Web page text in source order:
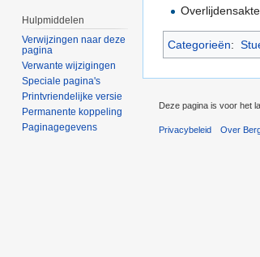
Categorieën:
Hulpmiddelen
Verwijzingen naar deze
pagina
Verwante wijzigingen
Speciale pagina's
Printvriendelijke versie
Permanente koppeling
Paginagegevens
Deze pagina is voor het
Privacybeleid Over